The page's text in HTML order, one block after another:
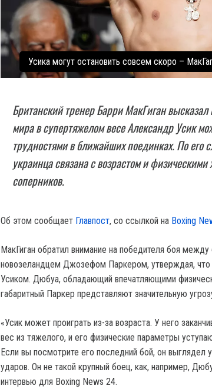
Усика могут остановить совсем скоро –
Британский тренер Барри МакГиган
мира в супертяжелом весе Александр Усик
трудностями в ближайших поединках. По его
украинца связана с возрастом и
соперников.
Об этом сообщает Главпост, со ссылкой на Boxing
МакГиган обратил внимание на победителя боя
новозеландцем Джозефом Паркером, утверждая,
Усиком. Дюбуа, обладающий впечатляющими
габаритный Паркер представляют значительную
«Усик может проиграть из-за возраста. У него
вес из тяжелого, и его физические параметры
Если вы посмотрите его последний бой, он выглядел
ударов. Он не такой крупный боец, как, например,
интервью для Boxing News 24.